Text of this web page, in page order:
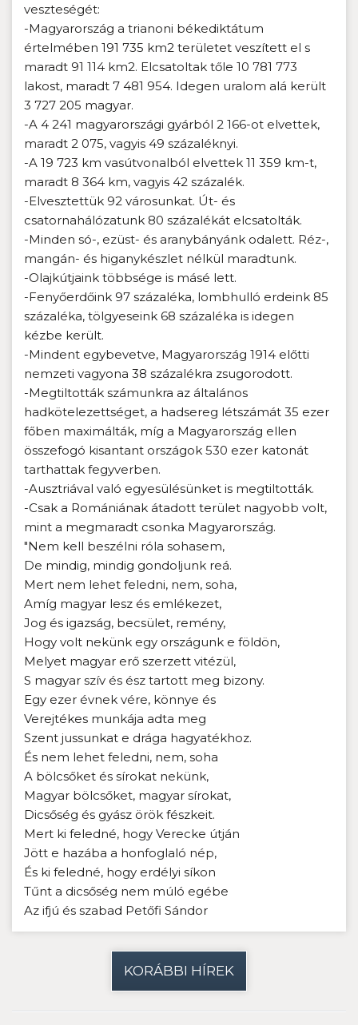
veszteségét:
-Magyarország a trianoni békediktátum
értelmében 191 735 km2 területet veszített el s
maradt 91 114 km2. Elcsatoltak tőle 10 781 773
lakost, maradt 7 481 954. Idegen uralom alá került
3 727 205 magyar.
-A 4 241 magyarországi gyárból 2 166-ot elvettek,
maradt 2 075, vagyis 49 százaléknyi.
-A 19 723 km vasútvonalból elvettek 11 359 km-t,
maradt 8 364 km, vagyis 42 százalék.
-Elvesztettük 92 városunkat. Út- és
csatornahálózatunk 80 százalékát elcsatolták.
-Minden só-, ezüst- és aranybányánk odalett. Réz-,
mangán- és higanykészlet nélkül maradtunk.
-Olajkútjaink többsége is másé lett.
-Fenyőerdőink 97 százaléka, lombhulló erdeink 85
százaléka, tölgyeseink 68 százaléka is idegen
kézbe került.
-Mindent egybevetve, Magyarország 1914 előtti
nemzeti vagyona 38 százalékra zsugorodott.
-Megtiltották számunkra az általános
hadkötelezettséget, a hadsereg létszámát 35 ezer
főben maximálták, míg a Magyarország ellen
összefogó kisantant országok 530 ezer katonát
tarthattak fegyverben.
-Ausztriával való egyesülésünket is megtiltották.
-Csak a Romániának átadott terület nagyobb volt,
mint a megmaradt csonka Magyarország.
"Nem kell beszélni róla sohasem,
De mindig, mindig gondoljunk reá.
Mert nem lehet feledni, nem, soha,
Amíg magyar lesz és emlékezet,
Jog és igazság, becsület, remény,
Hogy volt nekünk egy országunk e földön,
Melyet magyar erő szerzett vitézül,
S magyar szív és ész tartott meg bizony.
Egy ezer évnek vére, könnye és
Verejtékes munkája adta meg
Szent jussunkat e drága hagyatékhoz.
És nem lehet feledni, nem, soha
A bölcsőket és sírokat nekünk,
Magyar bölcsőket, magyar sírokat,
Dicsőség és gyász örök fészkeit.
Mert ki feledné, hogy Verecke útján
Jött e hazába a honfoglaló nép,
És ki feledné, hogy erdélyi síkon
Tűnt a dicsőség nem múló egébe
Az ifjú és szabad Petőfi Sándor
KORÁBBI HÍREK